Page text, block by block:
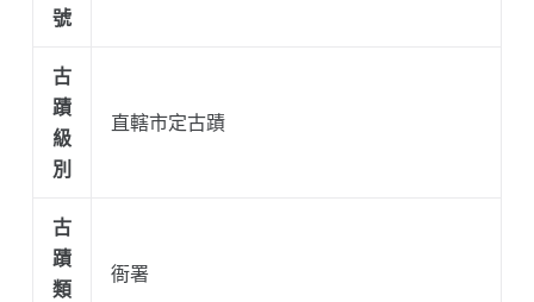
號
古
蹟
級
別
直轄市定古蹟
古
蹟
類
衙署